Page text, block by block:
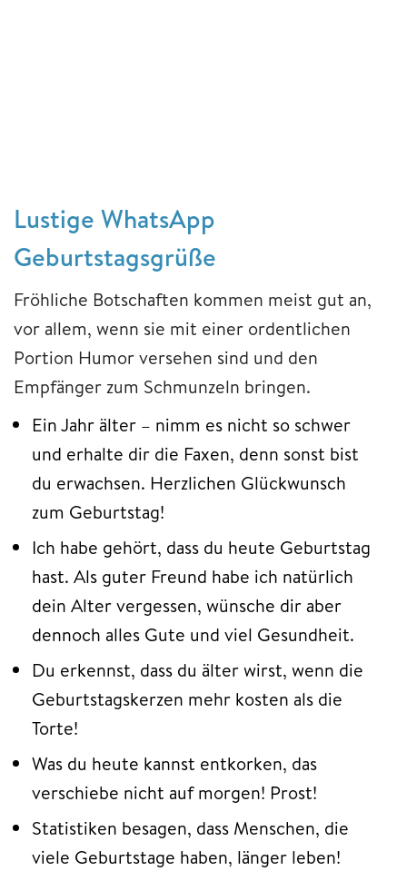
Lustige WhatsApp
Geburtstagsgrüße
Fröhliche Botschaften kommen meist gut an,
vor allem, wenn sie mit einer ordentlichen
Portion Humor versehen sind und den
Empfänger zum Schmunzeln bringen.
Ein Jahr älter – nimm es nicht so schwer
und erhalte dir die Faxen, denn sonst bist
du erwachsen. Herzlichen Glückwunsch
zum Geburtstag!
Ich habe gehört, dass du heute Geburtstag
hast. Als guter Freund habe ich natürlich
dein Alter vergessen, wünsche dir aber
dennoch alles Gute und viel Gesundheit.
Du erkennst, dass du älter wirst, wenn die
Geburtstagskerzen mehr kosten als die
Torte!
Was du heute kannst entkorken, das
verschiebe nicht auf morgen! Prost!
Statistiken besagen, dass Menschen, die
viele Geburtstage haben, länger leben!